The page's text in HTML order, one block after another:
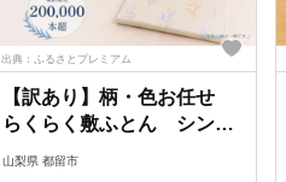
出典：ふるさとプレミアム
【訳あり】柄・色お任せ
らくらく敷ふとん シング
ルサイズ
山梨県 都留市